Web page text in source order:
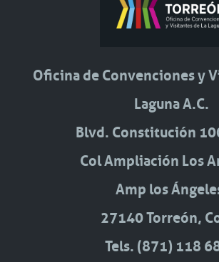
Oficina de Convenciones y
Laguna A.C.
Blvd. Constitución
Col Ampliación Los
Amp los
27140 Torreón,
Tels. (871) 118